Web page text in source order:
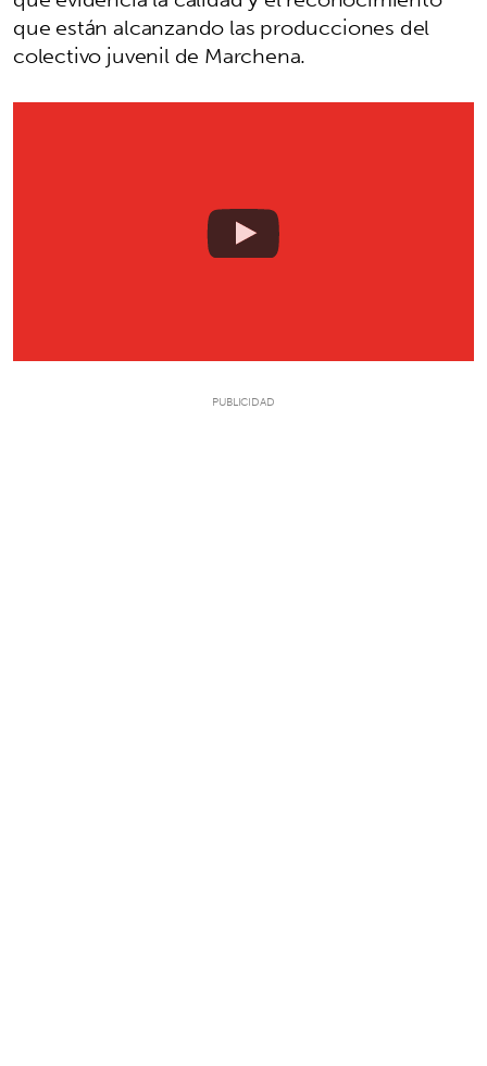
que están alcanzando las producciones del
colectivo juvenil de Marchena.